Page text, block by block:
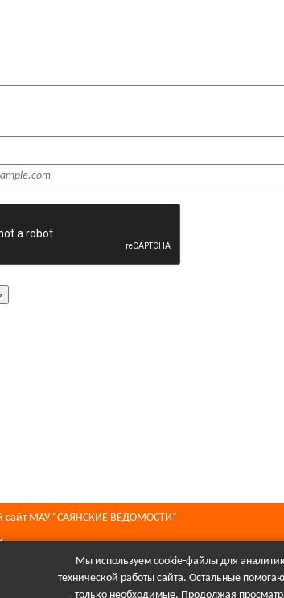
сайт МАУ "САЯНСКИЕ ВЕДОМОСТИ"
частичном использовании материалов в Интернете
Мы используем cookie-файлы для
технической работы сайта. Остальные
только необходимые. Продолжая